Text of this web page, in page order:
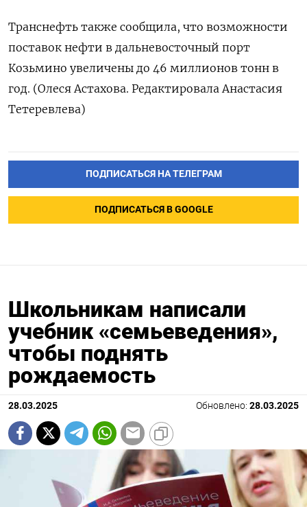
Транснефть также сообщила, что возможности
поставок нефти в дальневосточный порт
Козьмино увеличены до 46 миллионов тонн в
год. (Олеся Астахова. Редактировала Анастасия
Тетеревлева)
ПОДПИСАТЬСЯ НА ТЕЛЕГРАМ
ПОДПИСАТЬСЯ В GOOGLE
Школьникам написали
учебник «семьеведения»,
чтобы поднять
рождаемость
28.03.2025 Обновлено: 28.03.2025